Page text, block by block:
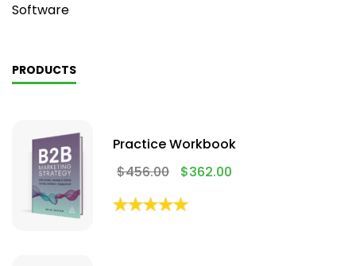
Software
PRODUCTS
Practice Workbook
$456.00 $362.00